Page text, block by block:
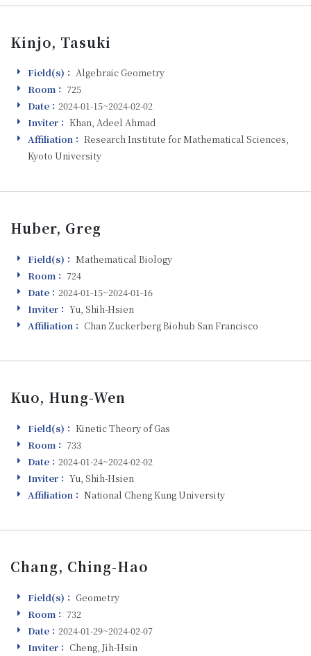
Kinjo, Tasuki
Field(s)
Field(s)： Algebraic Geometry
Room
Room： 725
Visiting
Date： 2024-01-15~2024-02-02
Inviter
Inviter： Khan, Adeel Ahmad
Affiliation
Affiliation： Research Institute for Mathematical Sciences,
Kyoto University
Huber, Greg
Field(s)
Field(s)： Mathematical Biology
Room
Room： 724
Visiting
Date： 2024-01-15~2024-01-16
Inviter
Inviter： Yu, Shih-Hsien
Affiliation
Affiliation： Chan Zuckerberg Biohub San Francisco
Kuo, Hung-Wen
Field(s)
Field(s)： Kinetic Theory of Gas
Room
Room： 733
Visiting
Date： 2024-01-24~2024-02-02
Inviter
Inviter： Yu, Shih-Hsien
Affiliation
Affiliation： National Cheng Kung University
Chang, Ching-Hao
Field(s)
Field(s)： Geometry
Room
Room： 732
Visiting
Date： 2024-01-29~2024-02-07
Inviter
Inviter： Cheng, Jih-Hsin